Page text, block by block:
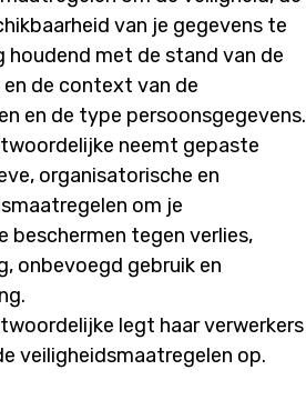
van je gegevens te
houdend met de stand van de
de context van de
en de type persoonsgegevens.
neemt gepaste
organisatorische en
om je
beschermen tegen verlies,
onbevoegd gebruik en
legt haar verwerkers
veiligheidsmaatregelen op.